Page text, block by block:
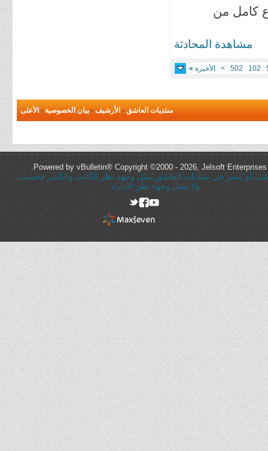
كامل من
مشاهدة المحادثة
102
502
> الأخيرة »
منتديات العاشق - الأرشيف - بيان الخصوصية - الأعلى
Powered by vBulletin® Copyright ©2000 - 2026, Jelsoft Enterprises
أو يُنشر في منتديات العاشق يُمثل وجهة نظر الكاتب والناشر فحسب،
ولا يمثل وجهه نظر الإدارة